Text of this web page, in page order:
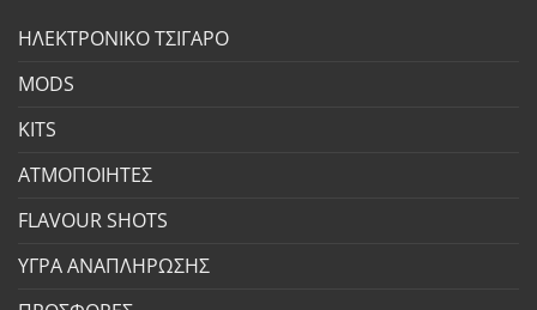
ΗΛΕΚΤΡΟΝΙΚΟ ΤΣΙΓΑΡΟ
MODS
KITS
ΑΤΜΟΠΟΙΗΤΕΣ
FLAVOUR SHOTS
ΥΓΡΑ ΑΝΑΠΛΗΡΩΣΗΣ